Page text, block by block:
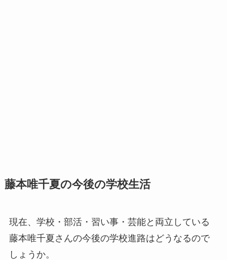
藤本唯千夏の今後の学校生活
現在、学校・部活・習い事・芸能と両立している
藤本唯千夏さんの今後の学校進路はどうなるので
しょうか。